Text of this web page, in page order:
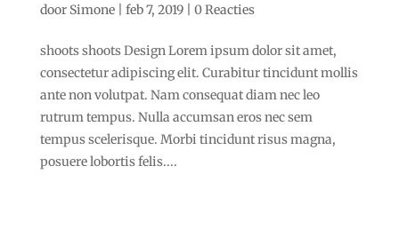
door Simone| feb 7, 2019| 0 Reacties
shoots shoots Design Lorem ipsum dolor sit amet,
consectetur adipiscing elit. Curabitur tincidunt mollis
ante non volutpat. Nam consequat diam nec leo
rutrum tempus. Nulla accumsan eros nec sem
tempus scelerisque. Morbi tincidunt risus magna,
posuere lobortis felis....